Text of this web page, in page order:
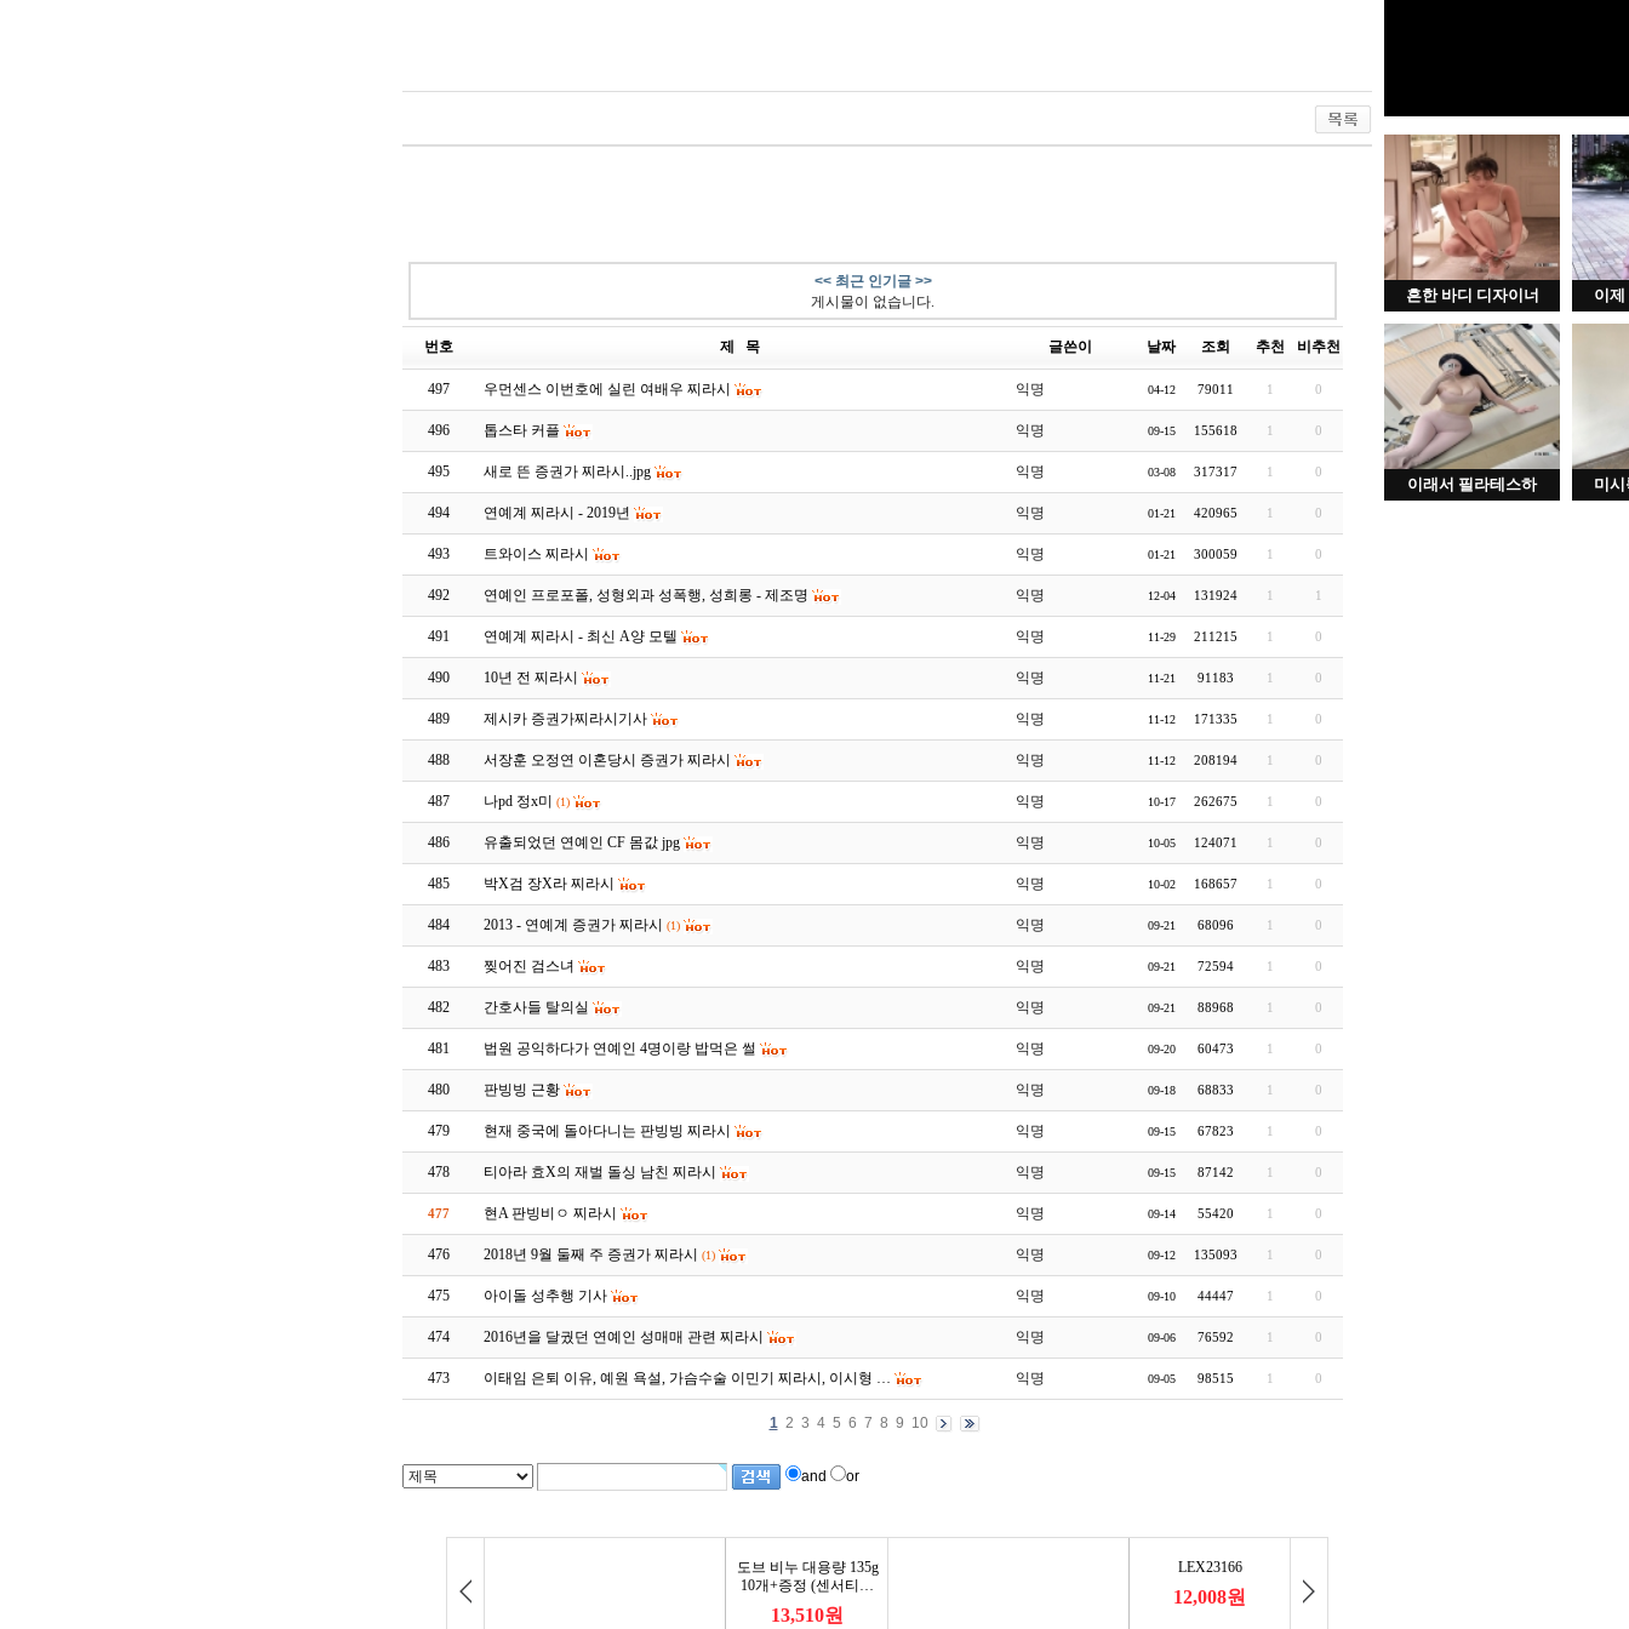
흔한 바디 디자이너 이제
이래서 필라테스하 미시
<< 최근 인기글 >>
게시물이 없습니다.
번호 제 목 글쓴이 날짜 조회 추천 비추천
497 우먼센스 이번호에 실린 여배우 찌라시 익명 04-12 79011 1 0
496 톱스타 커플 익명 09-15 155618 1 0
495 새로 뜬 증권가 찌라시..jpg 익명 03-08 317317 1 0
494 연예계 찌라시 - 2019년 익명 01-21 420965 1 0
493 트와이스 찌라시 익명 01-21 300059 1 0
492 연예인 프로포폴, 성형외과 성폭행, 성희롱 - 제조명 익명 12-04 131924 1 1
491 연예계 찌라시 - 최신 A양 모텔 익명 11-29 211215 1 0
490 10년 전 찌라시 익명 11-21 91183 1 0
489 제시카 증권가찌라시기사 익명 11-12 171335 1 0
488 서장훈 오정연 이혼당시 증권가 찌라시 익명 11-12 208194 1 0
487 나pd 정x미 (1) 익명 10-17 262675 1 0
486 유출되었던 연예인 CF 몸값 jpg 익명 10-05 124071 1 0
485 박X검 장X라 찌라시 익명 10-02 168657 1 0
484 2013 - 연예계 증권가 찌라시 (1) 익명 09-21 68096 1 0
483 찢어진 검스녀 익명 09-21 72594 1 0
482 간호사들 탈의실 익명 09-21 88968 1 0
481 법원 공익하다가 연예인 4명이랑 밥먹은 썰 익명 09-20 60473 1 0
480 판빙빙 근황 익명 09-18 68833 1 0
479 현재 중국에 돌아다니는 판빙빙 찌라시 익명 09-15 67823 1 0
478 티아라 효X의 재벌 돌싱 남친 찌라시 익명 09-15 87142 1 0
477 현A 판빙비ㅇ 찌라시 익명 09-14 55420 1 0
476 2018년 9월 둘째 주 증권가 찌라시 (1) 익명 09-12 135093 1 0
475 아이돌 성추행 기사 익명 09-10 44447 1 0
474 2016년을 달궜던 연예인 성매매 관련 찌라시 익명 09-06 76592 1 0
473 이태임 은퇴 이유, 예원 욕설, 가슴수술 이민기 찌라시, 이시형 … 익명 09-05 98515 1 0
1 2 3 4 5 6 7 8 9 10
and or